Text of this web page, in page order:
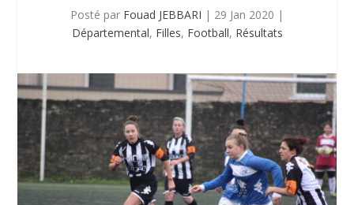
Posté par Fouad JEBBARI | 29 Jan 2020 |
Départemental, Filles, Football, Résultats